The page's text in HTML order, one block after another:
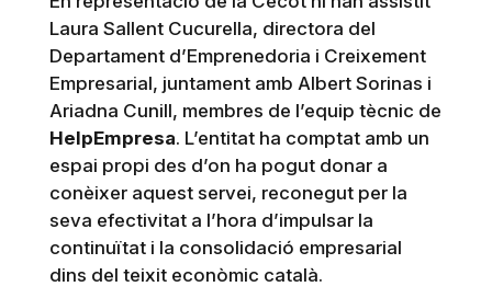
Laura Sallent Cucurella, directora del
Departament d’Emprenedoria i Creixement
Empresarial, juntament amb Albert Sorinas i
Ariadna Cunill, membres de l’equip tècnic de
HelpEmpresa. L’entitat ha comptat amb un
espai propi des d’on ha pogut donar a
conèixer aquest servei, reconegut per la
seva efectivitat a l’hora d’impulsar la
continuïtat i la consolidació empresarial
dins del teixit econòmic català.